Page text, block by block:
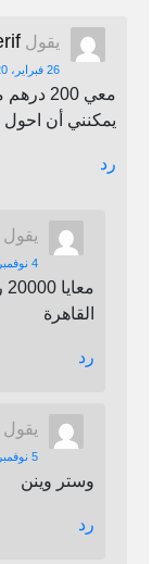
يقول
26 فبراير، 2020 الساعة 3:30 م
معي
يمكنني أن احول
رد
يقول
4 نوفمبر، 2021 الساعة 4:20 م
القاهرة
رد
يقول
5 نوفمبر، 2021 الساعة 10:21 م
وستر وينن
رد